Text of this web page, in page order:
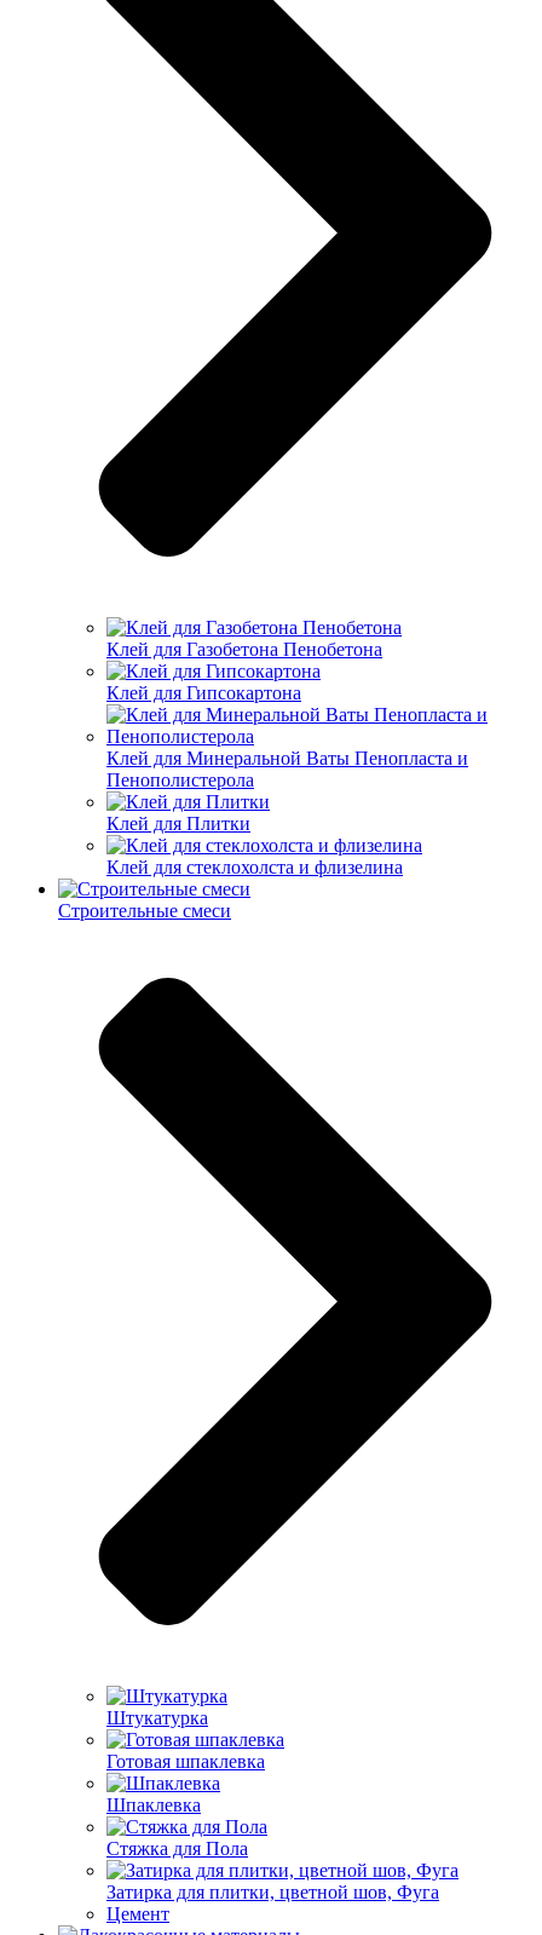
Клей для Газобетона Пенобетона
Клей для Гипсокартона
Клей для Минеральной Ваты Пенопласта и
Пенополистерола
Клей для Плитки
Клей для стеклохолста и флизелина
Строительные смеси
Штукатурка
Готовая шпаклевка
Шпаклевка
Стяжка для Пола
Затирка для плитки, цветной шов, Фуга
Цемент